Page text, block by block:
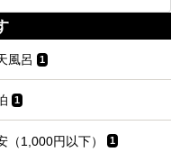
風呂 1
1
（1,000円以下） 1